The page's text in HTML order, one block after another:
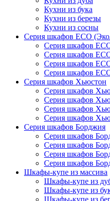
Кухни из бука
Кухни из березы
Кухни из сосны
Серия шкафов ECO
Серия шкафов
Серия шкафов
Серия шкафов
Серия шкафов
Серия шкафов Хьюстон
Серия шкафов
Серия шкафов
Серия шкафов
Серия шкафов
Серия шкафов Борджия
Серия шкафов
Серия шкафов
Серия шкафов
Серия шкафов
Шкафы-купе из массива
Шкафы-купе из
Шкафы-купе из
Шкафы-купе из